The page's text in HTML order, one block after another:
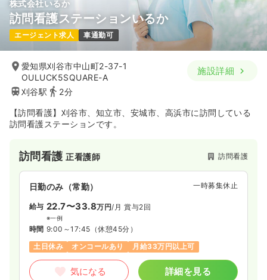
株式会社いるか
訪問看護ステーションいるか
エージェント求人 車通勤可
愛知県刈谷市中山町2-37-1
OULUCK5SQUARE-A
刈谷駅
2分
施設詳細
【訪問看護】刈谷市、知立市、安城市、高浜市に訪問している
訪問看護ステーションです。
訪問看護正看護師 訪問看護
日勤のみ（常勤） 一時募集休止
給与 22.7〜33.8万円/月 賞与2回
※一例
時間 9:00～17:45 （休憩45分）
土日休み
オンコールあり 月給33万円以上可
気になる 詳細を見る